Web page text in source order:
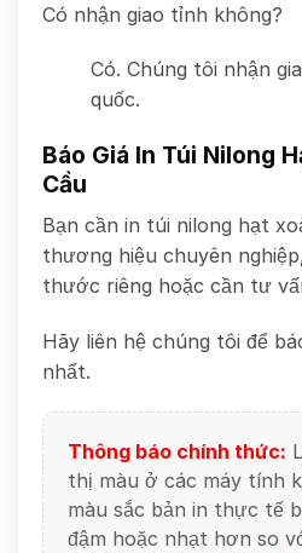
Có nhận giao tỉnh không?
Có. Chúng tôi nhận
quốc.
Báo Giá In Túi Nilong
Cầu
Bạn cần in túi nilong hạt
thương hiệu chuyên
thước riêng hoặc cần tư
Hãy liên hệ chúng tôi để
nhất.
Thông báo chính thức:
thị màu ở các máy tính
màu sắc bản in thực tế
đậm hoặc nhạt hơn so